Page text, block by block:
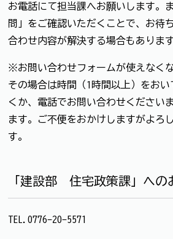
お電話にて担当課へお願いします。
問」をご確認いただくことで、お待
合わせ内容が解決する場合もあります
※お問い合わせフォームが使えなく
その場合は時間（1時間以上）をお
くか、電話でお問い合わせください
ます。ご不便をおかけしますがよろ
す。
「建設部 住宅政策課」への
TEL.0776-20-5571